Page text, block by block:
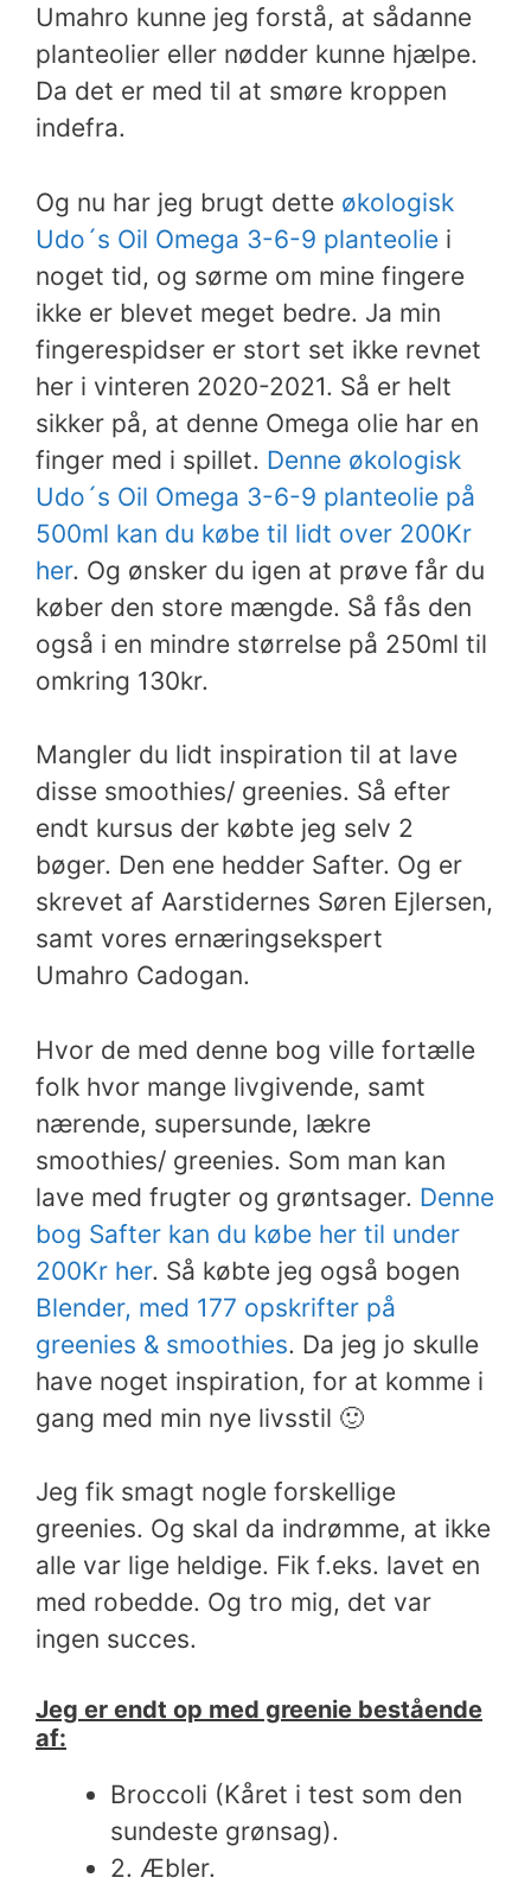
Umahro kunne jeg forstå, at sådanne
planteolier eller nødder kunne hjælpe.
Da det er med til at smøre kroppen
indefra.
Og nu har jeg brugt dette økologisk
Udo´s Oil Omega 3-6-9 planteolie i
noget tid, og sørme om mine fingere
ikke er blevet meget bedre. Ja min
fingerespidser er stort set ikke revnet
her i vinteren 2020-2021. Så er helt
sikker på, at denne Omega olie har en
finger med i spillet. Denne økologisk
Udo´s Oil Omega 3-6-9 planteolie på
500ml kan du købe til lidt over 200Kr
her. Og ønsker du igen at prøve får du
køber den store mængde. Så fås den
også i en mindre størrelse på 250ml til
omkring 130kr.
Mangler du lidt inspiration til at lave
disse smoothies/ greenies. Så efter
endt kursus der købte jeg selv 2
bøger. Den ene hedder Safter. Og er
skrevet af Aarstidernes Søren Ejlersen,
samt vores ernæringsekspert
Umahro Cadogan.
Hvor de med denne bog ville fortælle
folk hvor mange livgivende, samt
nærende, supersunde, lækre
smoothies/ greenies. Som man kan
lave med frugter og grøntsager. Denne
bog Safter kan du købe her til under
200Kr her. Så købte jeg også bogen
Blender, med 177 opskrifter på
greenies & smoothies. Da jeg jo skulle
have noget inspiration, for at komme i
gang med min nye livsstil 🙂
Jeg fik smagt nogle forskellige
greenies. Og skal da indrømme, at ikke
alle var lige heldige. Fik f.eks. lavet en
med robedde. Og tro mig, det var
ingen succes.
Jeg er endt op med greenie bestående
af:
Broccoli (Kåret i test som den
sundeste grønsag).
2. Æbler.